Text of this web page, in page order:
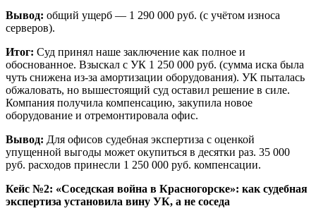
Вывод: общий ущерб — 1 290 000 руб. (с учётом износа
серверов).
Итог: Суд принял наше заключение как полное и
обоснованное. Взыскал с УК 1 250 000 руб. (сумма иска была
чуть снижена из-за амортизации оборудования). УК пыталась
обжаловать, но вышестоящий суд оставил решение в силе.
Компания получила компенсацию, закупила новое
оборудование и отремонтировала офис.
Вывод: Для офисов судебная экспертиза с оценкой
упущенной выгоды может окупиться в десятки раз. 35 000
руб. расходов принесли 1 250 000 руб. компенсации.
Кейс №2: «Соседская война в Красногорске»: как судебная
экспертиза установила вину УК, а не соседа